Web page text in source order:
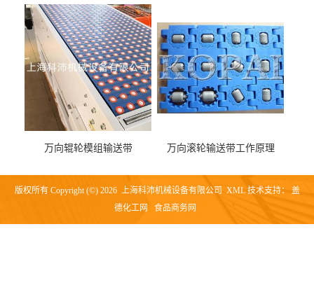
万向辊轮模组输送带 万向滚轮输送带工作原理
版权所有 Copyright (©) 2026 上海科沛机械设备有限公司 XML技术支持： 盖
德化工网
食品商务网